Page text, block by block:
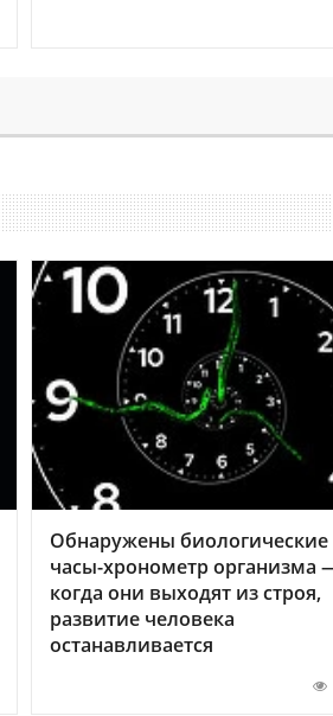
Обнаружены биологические
часы-хронометр организма
когда они выходят из строя,
развитие человека
останавливается